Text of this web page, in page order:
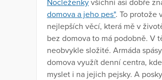
Nocleženky všichni asi dobře
domova a jeho pes". To protože
nejlepších věcí, která mě v
bez domova to má podobně. V
neobvykle složité. Armáda
domova využít denní centra,
myslet i na jejich pejsky. A